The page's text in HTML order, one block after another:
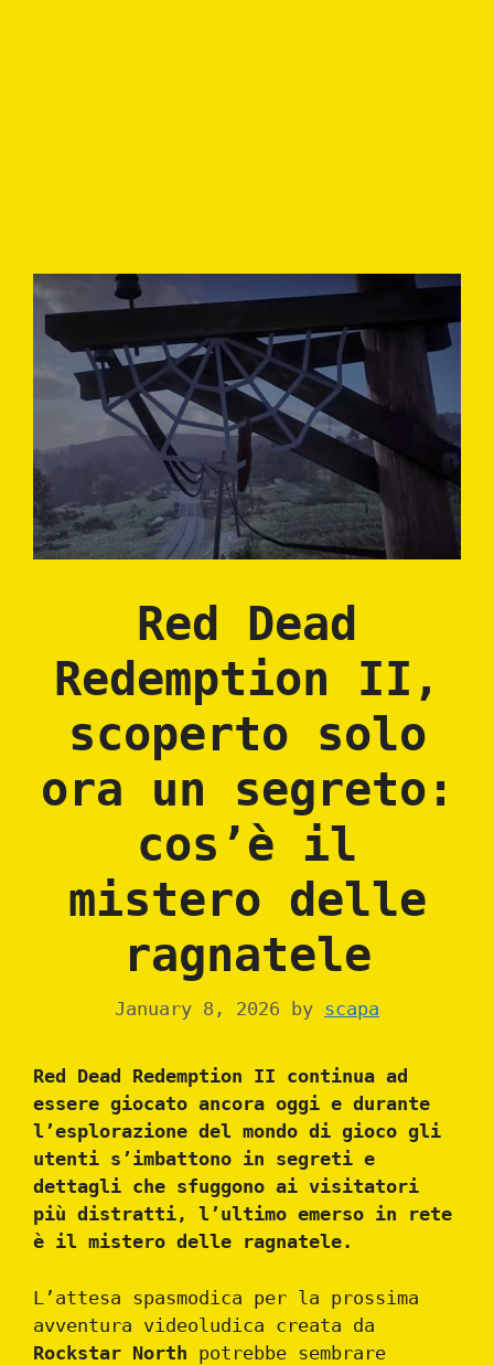
Red Dead
Redemption II,
scoperto solo
ora un segreto:
cos’è il
mistero delle
ragnatele
January 8, 2026 by scapa
Red Dead Redemption II continua ad
essere giocato ancora oggi e durante
l’esplorazione del mondo di gioco gli
utenti s’imbattono in segreti e
dettagli che sfuggono ai visitatori
più distratti, l’ultimo emerso in rete
è il mistero delle ragnatele.
L’attesa spasmodica per la prossima
avventura videoludica creata da
Rockstar North potrebbe sembrare